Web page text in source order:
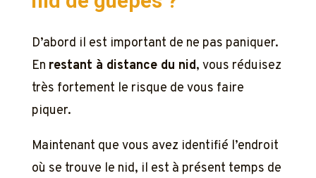
D’abord il est important de ne pas paniquer.
En restant à distance du nid, vous réduisez
très fortement le risque de vous faire
piquer.
Maintenant que vous avez identifié l’endroit
où se trouve le nid, il est à présent temps de